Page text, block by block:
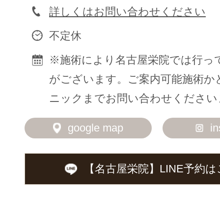
詳しくはお問い合わせください
不定休
※施術により名古屋栄院では行っ
がございます。ご案内可能施術か
ニックまでお問い合わせくださ
google map
【名古屋栄院】LINE予約は